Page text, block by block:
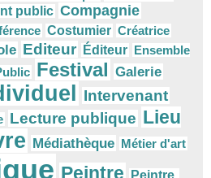
public Compagnie
Costumier Créatrice
Editeur Éditeur Ensemble
Festival Galerie
Intervenant
Lecture publique Lieu
Médiathèque Métier d'art
Peintre